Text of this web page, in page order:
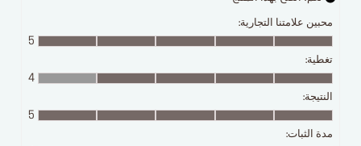
محبين علامتنا التجارية:
5
تغطية:
4
النتيجة:
5
مدة الثبات: